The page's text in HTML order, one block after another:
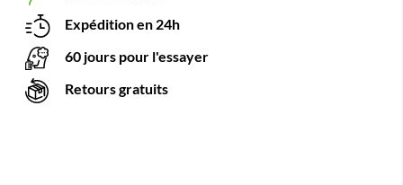
Expédition en 24h
60 jours pour l'essayer
Retours gratuits